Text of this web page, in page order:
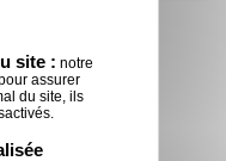
site : notre
assurer
du site, ils